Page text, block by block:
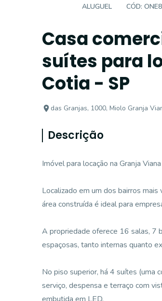
ALUGUEL CÓD:
Casa
suítes para
Cotia - SP
das Granjas, 1000, Miolo Granja
Descrição
Imóvel para locação na Granja
Localizado em um dos bairros
área construída é ideal para
A propriedade oferece 16 salas, 7
espaçosas, tanto internas quanto
No piso superior, há 4 suítes (uma
serviço, despensa e terraço com